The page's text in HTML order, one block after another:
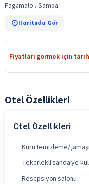
Fagamalo / Samoa
Haritada Gör
Fiyatları görmek için
Otel Özellikleri
Otel Özellikleri
Kuru temizleme/
Tekerlekli sandalye
Resepsiyon salonu